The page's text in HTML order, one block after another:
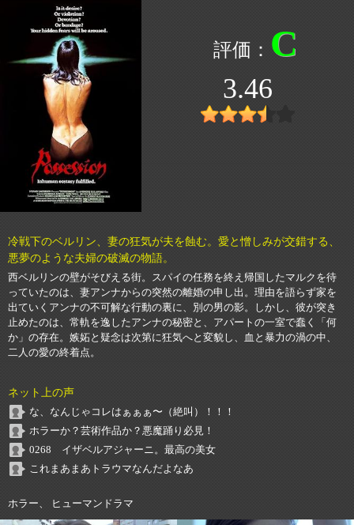
C
3.46
冷戦下のベルリン、妻の狂気が夫を蝕む。愛と憎しみが交錯する、
悪夢のような夫婦の破滅の物語。
西ベルリンの壁がそびえる街。スパイの任務を終え帰国したマルクを待
っていたのは、妻アンナからの突然の離婚の申し出。理由を語らず家を
出ていくアンナの不可解な行動の裏に、別の男の影。しかし、彼が突き
止めたのは、常軌を逸したアンナの秘密と、アパートの一室で蠢く「何
か」の存在。嫉妬と疑念は次第に狂気へと変貌し、血と暴力の渦の中、
二人の愛の終着点。
ネット上の声
な、なんじゃコレはぁぁぁ〜（絶叫）！！！
ホラーか？芸術作品か？悪魔踊り必見！
0268 イザベルアジャーニ。最高の美女
これまあまあトラウマなんだよなあ
ホラー、 ヒューマンドラマ